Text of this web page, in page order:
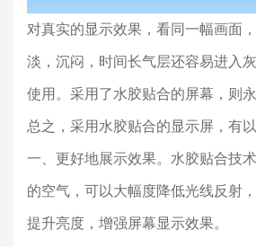
对真实的显示效果，看同一幅画面
淡，沉闷，时间长气层还容易进入
使用。采用了水胶贴合的屏幕，则永
总之，采用水胶贴合的显示屏，有以
一、更好地展示效果。水胶贴合技
的空气，可以大幅度降低光线反射
提升亮度，增强屏幕显示效果。